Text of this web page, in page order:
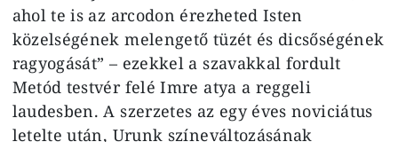
ahol te is az arcodon érezheted Isten
közelségének melengető tüzét és dicsőségének
ragyogását” – ezekkel a szavakkal fordult
Metód testvér felé Imre atya a reggeli
laudesben. A szerzetes az egy éves noviciátus
letelte után, Urunk színeváltozásának